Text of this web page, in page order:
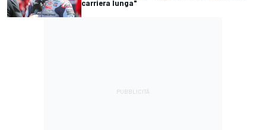
carriera lunga"